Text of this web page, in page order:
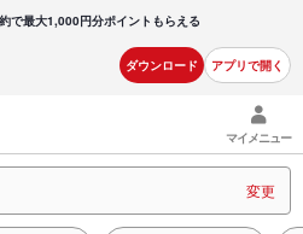
で最大1,000円分ポイントもらえる
ダウンロード アプリで開く
マイメニュー
変更